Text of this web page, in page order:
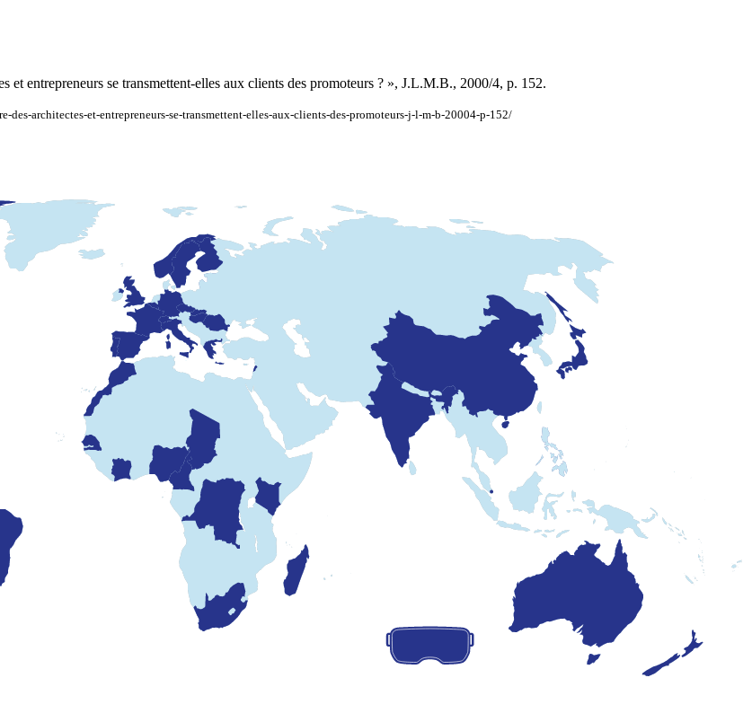
et entrepreneurs se transmettent-elles aux clients des promoteurs ? », J.L.M.B., 2000/4, p. 152.
architectes-et-entrepreneurs-se-transmettent-elles-aux-clients-des-promoteurs-j-l-m-b-20004-p-152/